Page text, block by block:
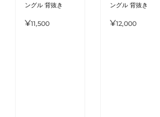
ングル 背抜き
¥11,500
ングル 背抜き
¥12,000